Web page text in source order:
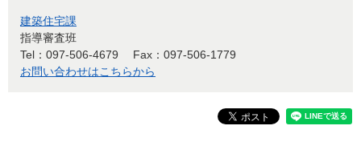
建築住宅課
指導審査班
Tel：097-506-4679
Fax：097-506-1779
お問い合わせはこちらから